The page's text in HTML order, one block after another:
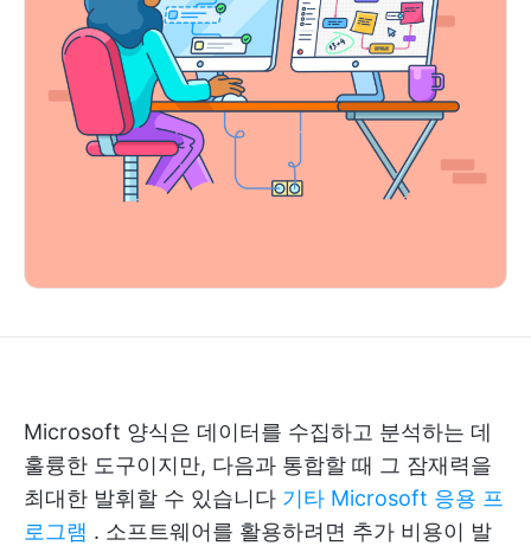
Microsoft 양식은 데이터를 수집하고 분석하는 데
훌륭한 도구이지만, 다음과 통합할 때 그 잠재력을
최대한 발휘할 수 있습니다 기타 Microsoft 응용 프
로그램 . 소프트웨어를 활용하려면 추가 비용이 발